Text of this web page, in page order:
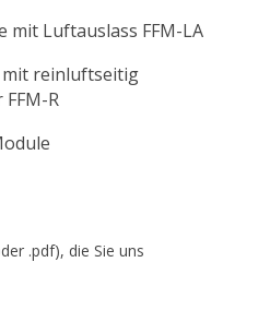
Luftauslass FFM-LA
reinluftseitig
R
.pdf), die Sie uns